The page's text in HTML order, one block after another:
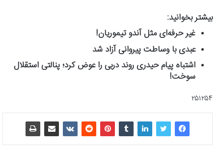
بیشتر بخوانید:
غیر حرفه‌ای مثل آندو تیموریان!
عبدی با وساطت پیروانی آزاد شد
اشتباه پیام حیدری روند دربی را عوض کرد؛ پنالتی استقلال
سوخت!
۲۵۱۲۵۴